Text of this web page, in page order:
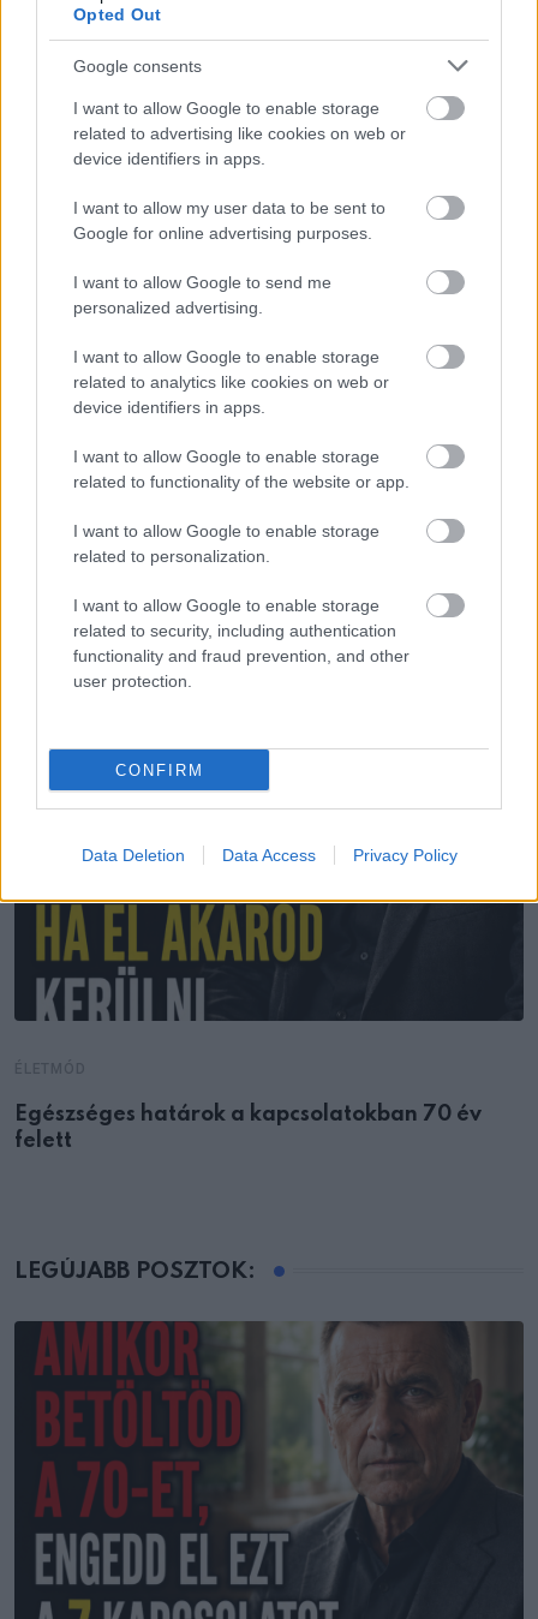
Opted Out
Google consents
I want to allow Google to enable storage
related to advertising like cookies on web or
device identifiers in apps.
I want to allow my user data to be sent to
Google for online advertising purposes.
I want to allow Google to send me
personalized advertising.
I want to allow Google to enable storage
related to analytics like cookies on web or
device identifiers in apps.
I want to allow Google to enable storage
related to functionality of the website or app.
I want to allow Google to enable storage
related to personalization.
I want to allow Google to enable storage
related to security, including authentication
functionality and fraud prevention, and other
user protection.
CONFIRM
Data Deletion Data Access Privacy Policy
Drámai hír érkezett Lázár Jánosról! Vitézy
Dávid jelentette be! – erre sajnos nem volt
KÖVETKEZŐ POSZT
Felálltak a vizsgálóbizottságok,
kivizsgálják a korrupt ügyeket
További bejegyzések
Egészséges határok a kapcsolatokban 70 év
felett
LEGÚJABB POSZTOK: